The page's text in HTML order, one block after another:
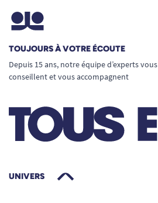
TOUJOURS À VOTRE ÉCOUTE
Depuis 15 ans, notre équipe d’experts vous
conseillent et vous accompagnent
UNIVERS